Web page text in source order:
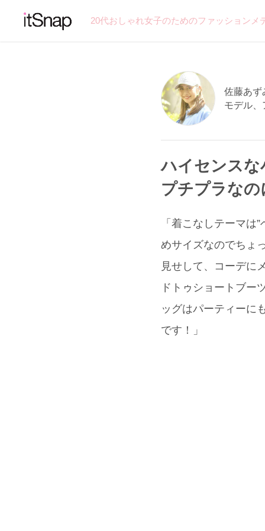
20代おしゃれ女子のためのファッション
佐藤あず
モデル、
ハイセンス
プチプラな
「着こなしテーマ
めサイズなのでちょ
見せして、コーデに
ドトゥショートブ
ッグはパーティーに
です！」